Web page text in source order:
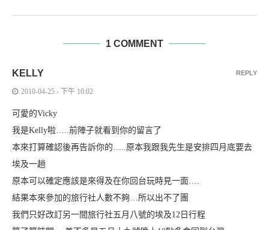
1 COMMENT
KELLY
2010-04-25 - 下午 10:02
可愛的Vicky
我是Kelly啦…..前陣子就看到你的留言了
本來打算確認後再告訴你的…..原本我跟我先生是安排四月底要去
埃及一趟
原本可以確定應該是來得及在你回台玩時見一面….
結果本來參加的旅行社人數不夠…所以出不了團
我們只好改訂另一間旅行社五月八號的埃及12日行程
REPLY